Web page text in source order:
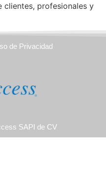
profesionales y
de Privacidad
SAPI de CV